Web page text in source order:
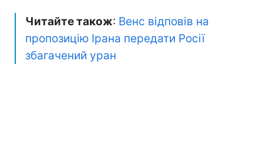
Читайте також: Венс відповів на
пропозицію Ірана передати Росії
збагачений уран